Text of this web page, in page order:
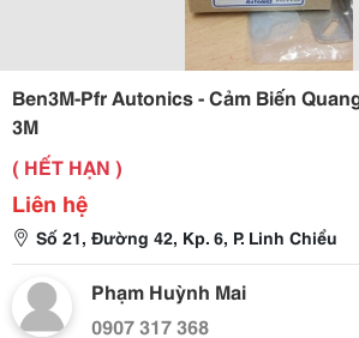
Ben3M-Pfr Autonics - Cảm Biến
3M
( HẾT HẠN )
Liên hệ
Số 21, Đường 42, Kp. 6, P. Linh Chiểu
Phạm Huỳnh Mai
0907 317 368